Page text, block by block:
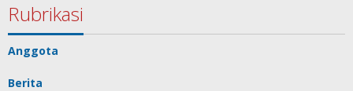
Rubrikasi
Anggota
Berita